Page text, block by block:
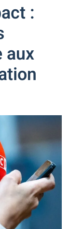
:
aux